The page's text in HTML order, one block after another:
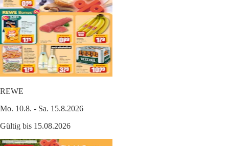
REWE
Mo. 10.8. - Sa. 15.8.2026
Gültig bis 15.08.2026